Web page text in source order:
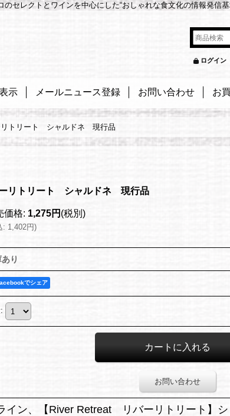
レクトとワインを中心にした“おしゃれな食文化の情報発信基
ログイン
示 メールニュース登録 お問い合わせ お
リトリート シャルドネ 現行品
ーリトリート シャルドネ 現行品
価格: 1,275円 (税別)
: 1,402円)
り
でシェア
:
お問い合わせ
イン、【River Retreat リバーリトリート】